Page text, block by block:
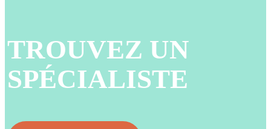
TROUVEZ UN
SPÉCIALISTE